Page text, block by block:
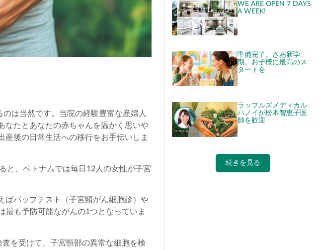
は当然です。当院の経験豊富な産婦人
なたとあなたの赤ちゃんを温かく思いや
後の日常生活への移行をお手伝いしま
と、ベトナムでは毎日12人の女性が子宮
ばパップテスト（子宮頸がん細胞診）や
最も予防可能ながんの1つとなっていま
を受けて、子宮頸部の異常な細胞を検
WE ARE OPEN 7 DAYS
A WEEK!
準備完了。さあ新学
期。お子様に最高のス
タートを
ラッフルズメディカル
ハノイが松本智恵子医
師を歓迎
続きを見る